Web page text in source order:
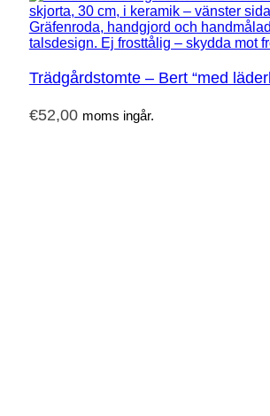
Trädgårdstomte – Bert “med
€52,00 moms ingår.